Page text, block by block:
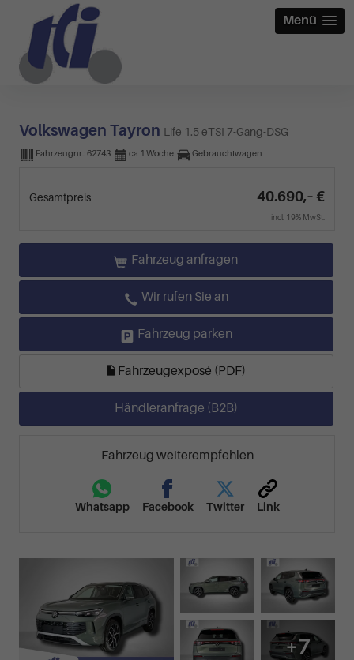
Menü
Volkswagen Tayron Life 1.5 eTSI 7-Gang-DSG
Fahrzeugnr.:62743 ca 1 Woche Gebrauchtwagen
Gesamtpreis 40.690,– €
incl. 19% MwSt.
Fahrzeug anfragen
Wir rufen Sie an
Fahrzeug parken
Fahrzeugexposé (PDF)
Händleranfrage (B2B)
Fahrzeug weiterempfehlen
Whatsapp Facebook Twitter Link
+7